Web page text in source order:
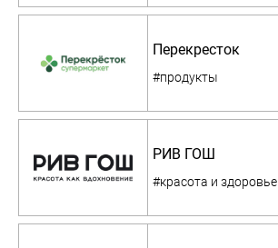
Перекресток
#продукты
РИВ ГОШ
#красота и здоровье